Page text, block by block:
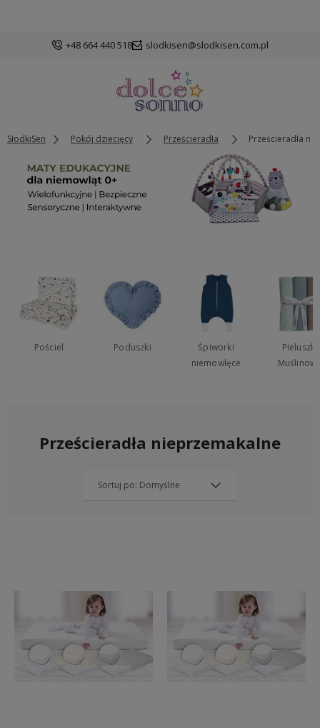
+48 664 440 518 slodkisen@slodkisen.com.pl
SłodkiSen Pokój dziecięcy Prześcieradła Prześcieradła
Pościel Poduszki
Śpiworki
niemowlęce
Pieluszki
Prześcieradła nieprzemakalne